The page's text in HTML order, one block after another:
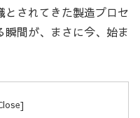
とされてきた製造プロセ
間が、まさに今、始ま